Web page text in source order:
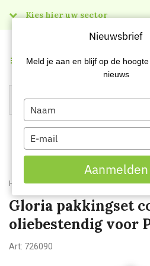
Kies hier uw sector
Menu
Home Gloria pakkingset compleet
Gloria pakkingset
oliebestendig voor
Art: 726090
Nieuwsbrief
Meld je aan en blijf op de
nieuws
Type
your
name
Type
your
email
Aanmelden